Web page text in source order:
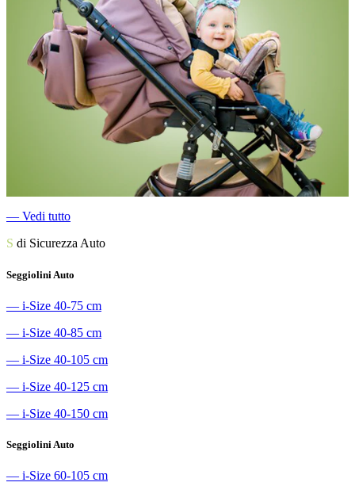
― Vedi tutto
S di Sicurezza Auto
Seggiolini Auto
― i-Size 40-75 cm
― i-Size 40-85 cm
― i-Size 40-105 cm
― i-Size 40-125 cm
― i-Size 40-150 cm
Seggiolini Auto
― i-Size 60-105 cm